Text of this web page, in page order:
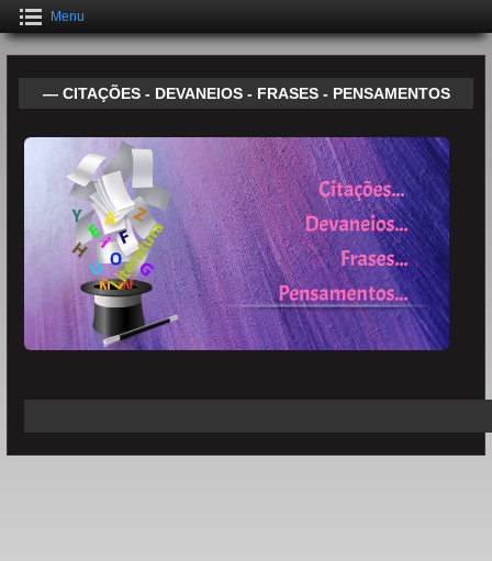
Menu
— CITAÇÕES - DEVANEIOS - FRASES - PENSAMENTOS